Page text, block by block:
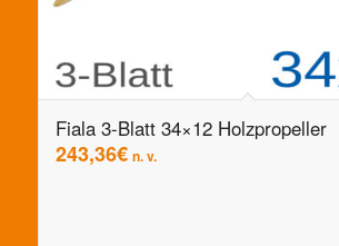
Fiala 3-Blatt 34×12 Holzpropeller
243,36€ n. v.